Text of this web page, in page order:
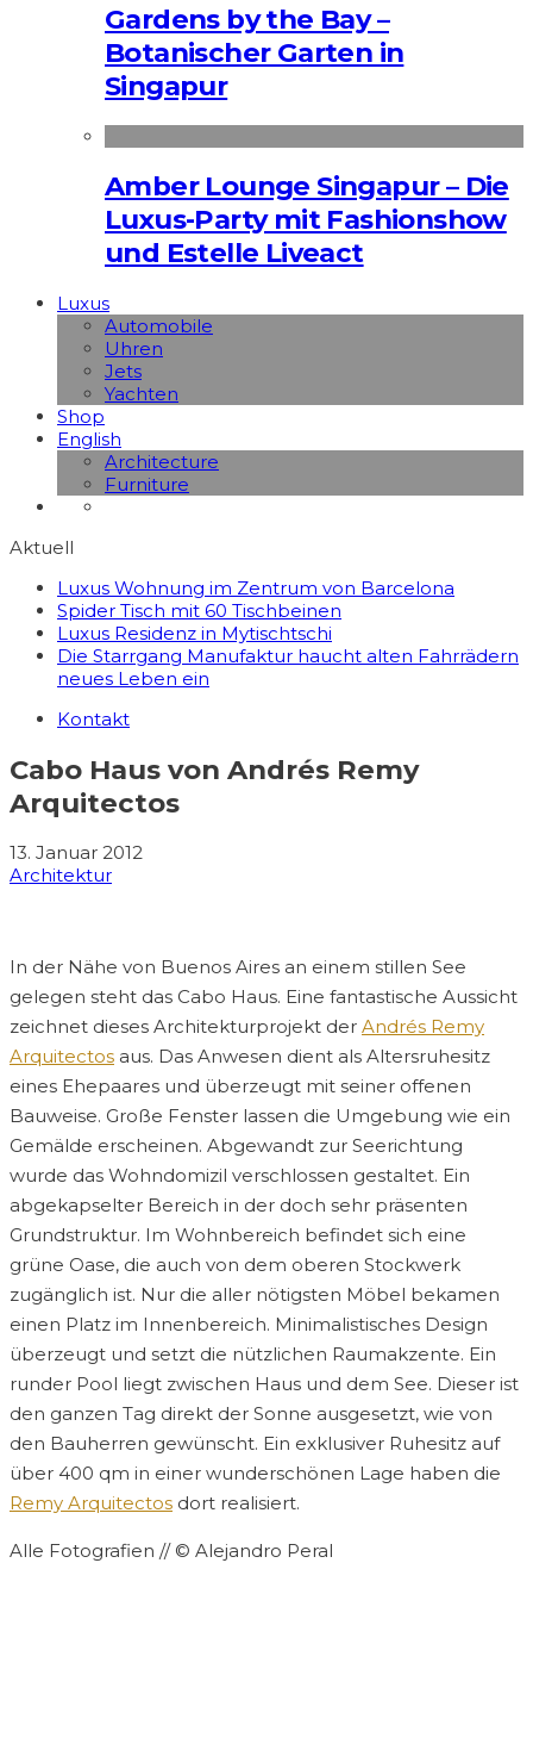
Gardens by the Bay –
Botanischer Garten in
Singapur
Amber Lounge Singapur – Die
Luxus-Party mit Fashionshow
und Estelle Liveact
Luxus
Automobile
Uhren
Jets
Yachten
Shop
English
Architecture
Furniture
Aktuell
Luxus Wohnung im Zentrum von Barcelona
Spider Tisch mit 60 Tischbeinen
Luxus Residenz in Mytischtschi
Die Starrgang Manufaktur haucht alten Fahrrädern
neues Leben ein
Kontakt
Cabo Haus von Andrés Remy
Arquitectos
13. Januar 2012
Architektur
In der Nähe von Buenos Aires an einem stillen See
gelegen steht das Cabo Haus. Eine fantastische Aussicht
zeichnet dieses Architekturprojekt der Andrés Remy
Arquitectos aus. Das Anwesen dient als Altersruhesitz
eines Ehepaares und überzeugt mit seiner offenen
Bauweise. Große Fenster lassen die Umgebung wie ein
Gemälde erscheinen. Abgewandt zur Seerichtung
wurde das Wohndomizil verschlossen gestaltet. Ein
abgekapselter Bereich in der doch sehr präsenten
Grundstruktur. Im Wohnbereich befindet sich eine
grüne Oase, die auch von dem oberen Stockwerk
zugänglich ist. Nur die aller nötigsten Möbel bekamen
einen Platz im Innenbereich. Minimalistisches Design
überzeugt und setzt die nützlichen Raumakzente. Ein
runder Pool liegt zwischen Haus und dem See. Dieser ist
den ganzen Tag direkt der Sonne ausgesetzt, wie von
den Bauherren gewünscht. Ein exklusiver Ruhesitz auf
über 400 qm in einer wunderschönen Lage haben die
Remy Arquitectos dort realisiert.
Alle Fotografien // © Alejandro Peral